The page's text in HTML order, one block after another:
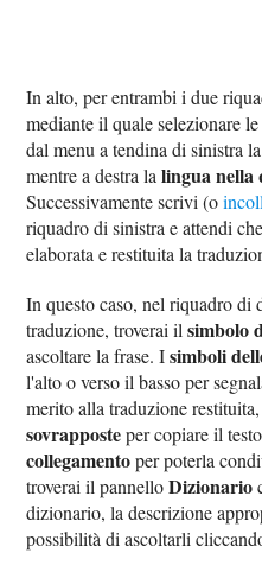
In alto, per entrambi i due
mediante il quale selezionare
dal menu a tendina di sinistra
mentre a destra lalingua
Successivamente scrivi (o
riquadro di sinistra e attendi
elaborata e restituita la
In questo caso, nel riquadro di
traduzione, troverai ilsimbolo
ascoltare la frase. Isimboli
l'alto o verso il basso per
merito alla traduzione
sovrapposteper copiare il
collegamentoper poterla
troverai il pannelloDizionario
dizionario, la descrizione
possibilità di ascoltarli